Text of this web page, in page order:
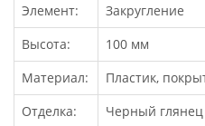
Элемент:
Закругление
Высота:
100 мм
Материал:
Пластик,
Отделка:
Черный глянец